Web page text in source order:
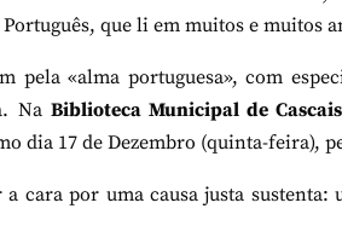
que li em muitos e muitos
pela «alma portuguesa», com
Na Biblioteca Municipal de
dia 17 de Dezembro (quinta-feira),
cara por uma causa justa sustenta: